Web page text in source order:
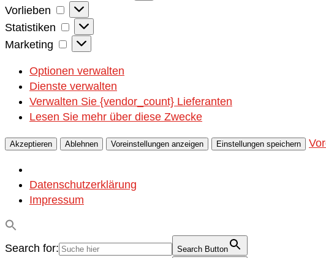
Vorlieben
Vorlieben
Statistiken
Statistiken
Marketing
Marketing
Optionen verwalten
Dienste verwalten
Verwalten Sie {vendor_count} Lieferanten
Lesen Sie mehr über diese Zwecke
Akzeptieren Ablehnen Voreinstellungen anzeigen Einstellungen speichern
Datenschutzerklärung
Impressum
Search for: Search Button